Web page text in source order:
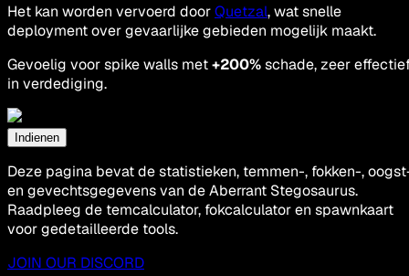
Het kan worden vervoerd doorQuetzal, wat snelle
deployment over gevaarlijke gebieden mogelijk maakt.
Gevoelig voor spike walls met+200%schade, zeer
in verdediging.
Indienen
Deze pagina bevat de statistieken, temmen-, fokken-,
en gevechtsgegevens van de Aberrant Stegosaurus.
Raadpleeg de temcalculator, fokcalculator en spawnkaart
voor gedetailleerde tools.
JOIN OUR DISCORD